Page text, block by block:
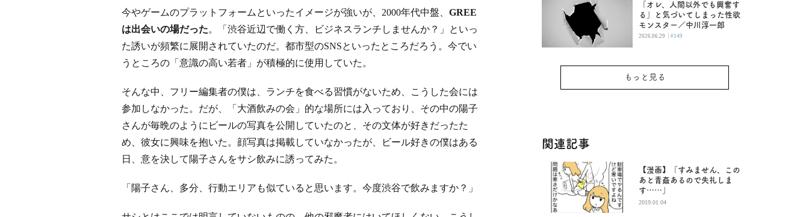
今やゲームのプラットフォームといったイメージが強いが、2000年代中盤、 GREE
は出会いの場だった。「渋谷近辺で働く方、ビジネスランチしませんか？」といっ
た誘いが頻繁に展開されていたのだ。都市型のSNSといったところだろう。今でい
うところの「意識の高い若者」が積極的に使用していた。
そんな中、フリー編集者の僕は、ランチを食べる習慣がないため、こうした会には
参加しなかった。だが、「大酒飲みの会」的な場所には入っており、その中の陽子
さんが毎晩のようにビールの写真を公開していたのと、その文体が好きだったた
め、彼女に興味を抱いた。顔写真は掲載していなかったが、ビール好きの僕はある
日、意を決して陽子さんをサシ飲みに誘ってみた。
「陽子さん、多分、行動エリアも似ていると思います。今度渋谷で飲みますか？」
「オレ、人間以外でも興奮す
る」と気づいてしまった性欲
モンスター／中川淳一郎
2026.06.29 | #149
もっと見る
関連記事
【漫画】「すみません、この
あと青姦あるので失礼しま
す……」
2019.01.04